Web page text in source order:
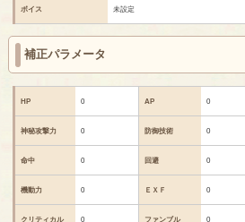
ボイス 未設定
補正パラメータ
HP 0 AP 0
神秘攻撃力 0 防御技術 0
命中 0 回避 0
機動力 0 ＥＸＦ 0
クリティカル 0 ファンブル 0